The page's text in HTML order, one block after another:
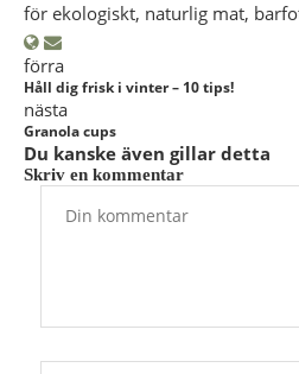
för ekologiskt, naturlig mat,
förra
Håll dig frisk i vinter – 10 tips!
nästa
Granola cups
Du kanske även gillar detta
Skriv en kommentar